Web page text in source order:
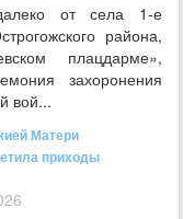
от села 1-е
района,
плацдарме»,
захоронения
вой...
Матери
приходы